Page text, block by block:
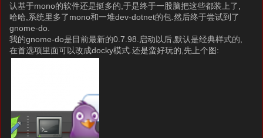
认基于mono的软件还是挺多的,于是终于一股脑把这些都装上了,
哈哈,系统里多了mono和一堆dev-dotnet的包.然后终于尝试到了
gnome-do.
我的gnome-do是目前最新的0.7.98.启动以后,默认是经典样式的,
在首选项里面可以改成docky模式.还是蛮好玩的,先上个图: